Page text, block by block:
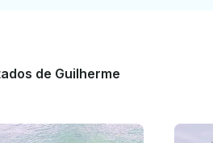
de Guilherme